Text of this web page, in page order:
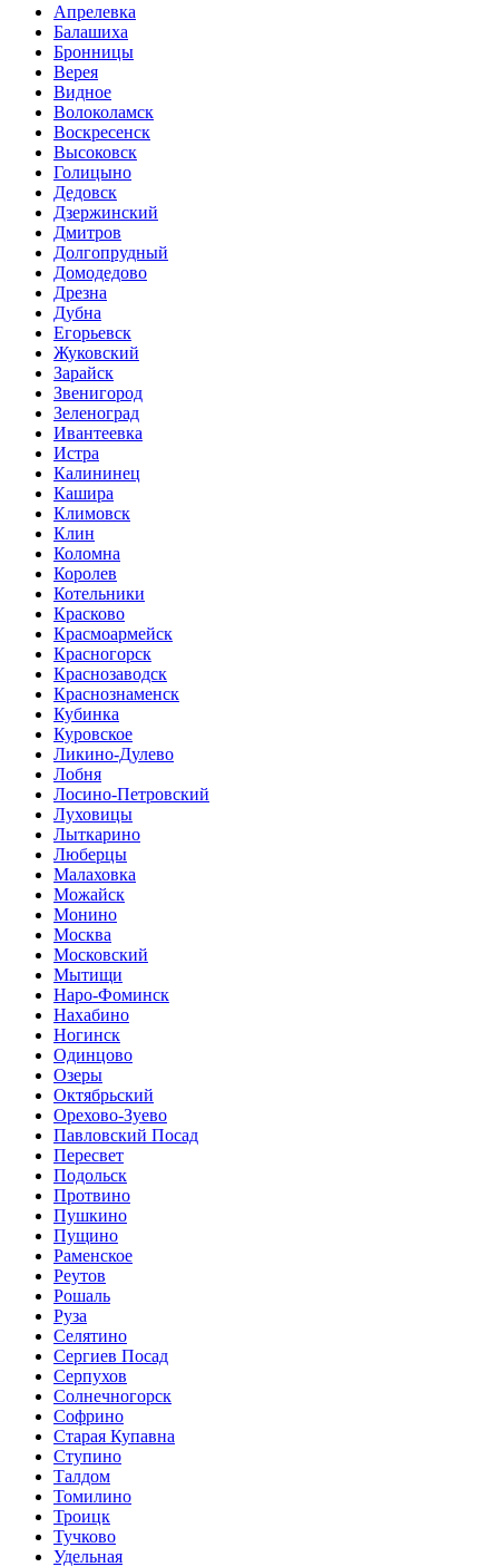
Апрелевка
Балашиха
Бронницы
Верея
Видное
Волоколамск
Воскресенск
Высоковск
Голицыно
Дедовск
Дзержинский
Дмитров
Долгопрудный
Домодедово
Дрезна
Дубна
Егорьевск
Жуковский
Зарайск
Звенигород
Зеленоград
Ивантеевка
Истра
Калининец
Кашира
Климовск
Клин
Коломна
Королев
Котельники
Красково
Красмоармейск
Красногорск
Краснозаводск
Краснознаменск
Кубинка
Куровское
Ликино-Дулево
Лобня
Лосино-Петровский
Луховицы
Лыткарино
Люберцы
Малаховка
Можайск
Монино
Москва
Московский
Мытищи
Наро-Фоминск
Нахабино
Ногинск
Одинцово
Озеры
Октябрьский
Орехово-Зуево
Павловский Посад
Пересвет
Подольск
Протвино
Пушкино
Пущино
Раменское
Реутов
Рошаль
Руза
Селятино
Сергиев Посад
Серпухов
Солнечногорск
Софрино
Старая Купавна
Ступино
Талдом
Томилино
Троицк
Тучково
Удельная